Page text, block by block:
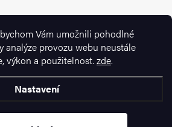
Vám umožnili pohodlné
analýze provozu webu neustále
výkon a použitelnost. zde.
Nastavení
Sledujte nás
nastavení cookies